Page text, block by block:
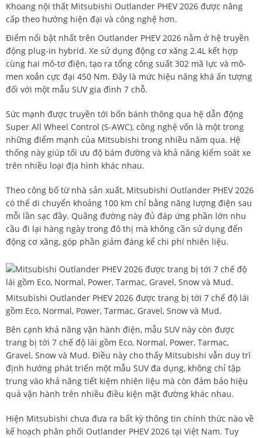
Khoang nội thất Mitsubishi Outlander PHEV 2026 được nâng
cấp theo hướng hiện đại và công nghệ hơn.
Điểm nổi bật nhất trên Outlander PHEV 2026 nằm ở hệ truyền
động plug-in hybrid. Xe sử dụng động cơ xăng 2.4L kết hợp
cùng hai mô-tơ điện, tạo ra tổng công suất 302 mã lực và mô-
men xoắn cực đại 450 Nm. Đây là mức hiệu năng khá ấn tượng
đối với một mẫu SUV gia đình 7 chỗ.
Sức mạnh được truyền tới bốn bánh thông qua hệ dẫn động
Super All Wheel Control (S-AWC), công nghệ vốn là một trong
những điểm mạnh của Mitsubishi trong nhiều năm qua. Hệ
thống này giúp tối ưu độ bám đường và khả năng kiểm soát xe
trên nhiều loại địa hình khác nhau.
Theo công bố từ nhà sản xuất, Mitsubishi Outlander PHEV 2026
có thể di chuyển khoảng 100 km chỉ bằng năng lượng điện sau
mỗi lần sạc đầy. Quãng đường này đủ đáp ứng phần lớn nhu
cầu đi lại hàng ngày trong đô thị mà không cần sử dụng đến
động cơ xăng, góp phần giảm đáng kể chi phí nhiên liệu.
Mitsubishi Outlander PHEV 2026 được trang bị tới 7 chế độ lái
gồm Eco, Normal, Power, Tarmac, Gravel, Snow và Mud.
Bên cạnh khả năng vận hành điện, mẫu SUV này còn được
trang bị tới 7 chế độ lái gồm Eco, Normal, Power, Tarmac,
Gravel, Snow và Mud. Điều này cho thấy Mitsubishi vẫn duy trì
định hướng phát triển một mẫu SUV đa dụng, không chỉ tập
trung vào khả năng tiết kiệm nhiên liệu mà còn đảm bảo hiệu
quả vận hành trên nhiều điều kiện mặt đường khác nhau.
Hiện Mitsubishi chưa đưa ra bất kỳ thông tin chính thức nào về
kế hoạch phân phối Outlander PHEV 2026 tại Việt Nam. Tuy